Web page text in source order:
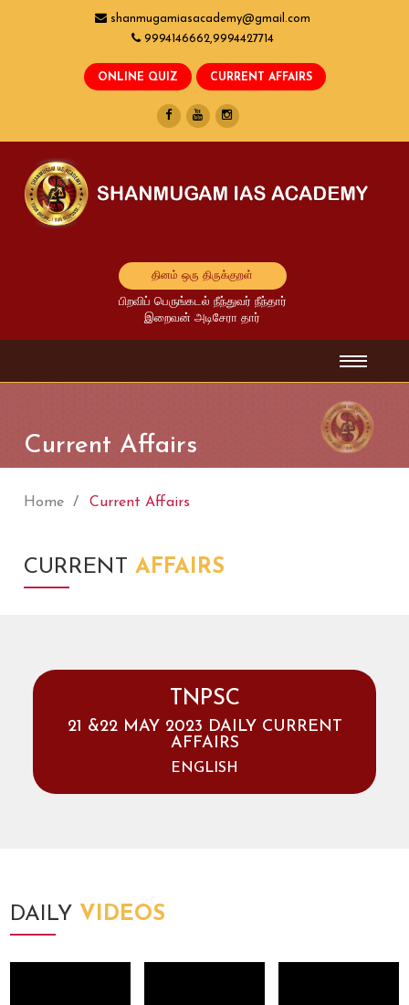
shanmugamiasacademy@gmail.com
9994146662,9994427714
தினம் ஒரு திருக்குறள்
பிறவிப் பெருங்கடல் நீந்துவர் நீந்தார்
இறைவன் அடிசேரா தார்
Current Affairs
Home Current Affairs
CURRENTAFFAIRS
TNPSC
21 &22 MAY 2023 DAILY CURRENT
AFFAIRS
ENGLISH
DAILY VIDEOS